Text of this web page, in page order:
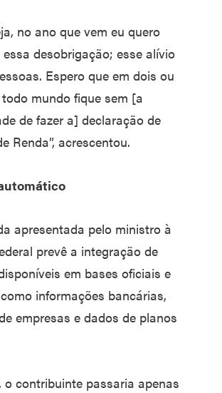
no ano que vem eu quero
desobrigação; esse alívio
Espero que em dois ou
mundo fique sem [a
de fazer a] declaração de
Renda”, acrescentou.
apresentada pelo ministro à
prevê a integração de
em bases oficiais e
informações bancárias,
empresas e dados de planos
o contribuinte passaria apenas